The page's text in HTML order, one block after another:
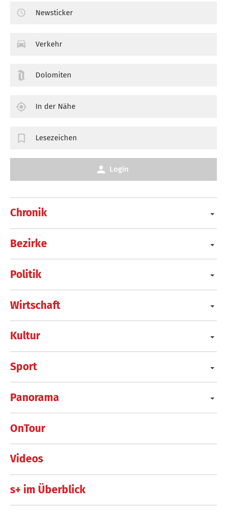
Chronik
Bezirke
Politik
Wirtschaft
Kultur
Sport
Panorama
OnTour
Videos
s+ im Überblick
Newsticker
Verkehr
Dolomiten
In der Nähe
Lesezeichen
Login